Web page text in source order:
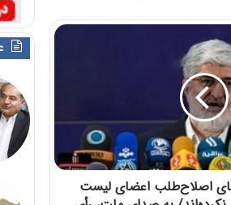
اصلاح‌طلب اعضای لیست